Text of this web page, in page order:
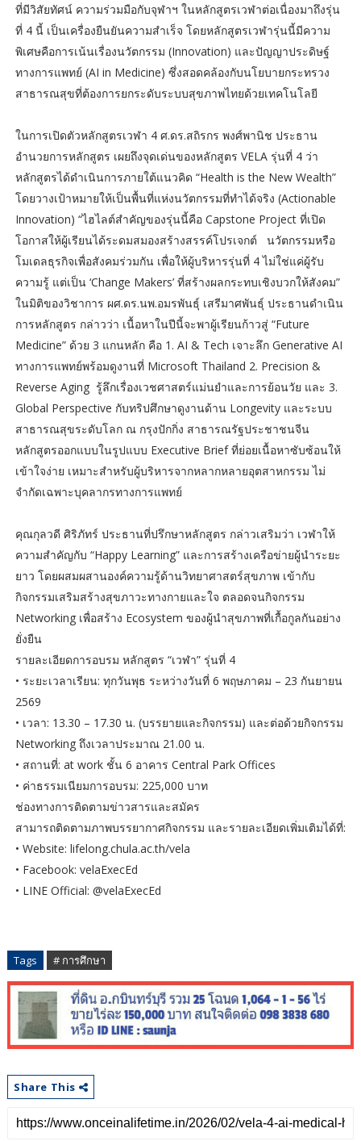
ที่มีวิสัยทัศน์ ความร่วมมือกับจุฬาฯ ในหลักสูตรเวฬาต่อเนื่องมาถึงรุ่น
ที่ 4 นี้ เป็นเครื่องยืนยันความสำเร็จ โดยหลักสูตรเวฬารุ่นนี้มีความ
พิเศษคือการเน้นเรื่องนวัตกรรม (Innovation) และปัญญาประดิษฐ์
ทางการแพทย์ (AI in Medicine) ซึ่งสอดคล้องกับนโยบายกระทรวง
สาธารณสุขที่ต้องการยกระดับระบบสุขภาพไทยด้วยเทคโนโลยี
ในการเปิดตัวหลักสูตรเวฬา 4 ศ.ดร.สถิรกร พงศ์พานิช ประธาน
อำนวยการหลักสูตร เผยถึงจุดเด่นของหลักสูตร VELA รุ่นที่ 4 ว่า
หลักสูตรได้ดำเนินการภายใต้แนวคิด “Health is the New Wealth”
โดยวางเป้าหมายให้เป็นพื้นที่แห่งนวัตกรรมที่ทำได้จริง (Actionable
Innovation) “ไฮไลต์สำคัญของรุ่นนี้คือ Capstone Project ที่เปิด
โอกาสให้ผู้เรียนได้ระดมสมองสร้างสรรค์โปรเจกต์ นวัตกรรมหรือ
โมเดลธุรกิจเพื่อสังคมร่วมกัน เพื่อให้ผู้บริหารรุ่นที่ 4 ไม่ใช่แค่ผู้รับ
ความรู้ แต่เป็น ‘Change Makers’ ที่สร้างผลกระทบเชิงบวกให้สังคม”
ในมิติของวิชาการ ผศ.ดร.นพ.อมรพันธุ์ เสรีมาศพันธุ์ ประธานดำเนิน
การหลักสูตร กล่าวว่า เนื้อหาในปีนี้จะพาผู้เรียนก้าวสู่ “Future
Medicine” ด้วย 3 แกนหลัก คือ 1. AI & Tech เจาะลึก Generative AI
ทางการแพทย์พร้อมดูงานที่ Microsoft Thailand 2. Precision &
Reverse Aging รู้ลึกเรื่องเวชศาสตร์แม่นยำและการย้อนวัย และ 3.
Global Perspective กับทริปศึกษาดูงานด้าน Longevity และระบบ
สาธารณสุขระดับโลก ณ กรุงปักกิ่ง สาธารณรัฐประชาชนจีน
หลักสูตรออกแบบในรูปแบบ Executive Brief ที่ย่อยเนื้อหาซับซ้อนให้
เข้าใจง่าย เหมาะสำหรับผู้บริหารจากหลากหลายอุตสาหกรรม ไม่
จำกัดเฉพาะบุคลากรทางการแพทย์
คุณกุลวดี ศิริภัทร์ ประธานที่ปรึกษาหลักสูตร กล่าวเสริมว่า เวฬาให้
ความสำคัญกับ “Happy Learning” และการสร้างเครือข่ายผู้นำระยะ
ยาว โดยผสมผสานองค์ความรู้ด้านวิทยาศาสตร์สุขภาพ เข้ากับ
กิจกรรมเสริมสร้างสุขภาวะทางกายและใจ ตลอดจนกิจกรรม
Networking เพื่อสร้าง Ecosystem ของผู้นำสุขภาพที่เกื้อกูลกันอย่าง
ยั่งยืน
รายละเอียดการอบรม หลักสูตร “เวฬา” รุ่นที่ 4
• ระยะเวลาเรียน: ทุกวันพุธ ระหว่างวันที่ 6 พฤษภาคม – 23 กันยายน
2569
• เวลา: 13.30 – 17.30 น. (บรรยายและกิจกรรม) และต่อด้วยกิจกรรม
Networking ถึงเวลาประมาณ 21.00 น.
• สถานที่: at work ชั้น 6 อาคาร Central Park Offices
• ค่าธรรมเนียมการอบรม: 225,000 บาท
ช่องทางการติดตามข่าวสารและสมัคร
สามารถติดตามภาพบรรยากาศกิจกรรม และรายละเอียดเพิ่มเติมได้ที่:
• Website: lifelong.chula.ac.th/vela
• Facebook: velaExecEd
• LINE Official: @velaExecEd
Tags # การศึกษา
Share This